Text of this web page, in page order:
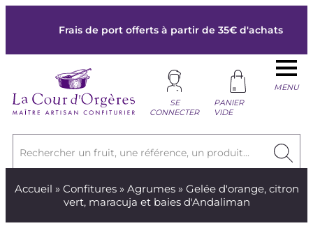
Frais de port offerts à partir de 35€ d'achats
Rechercher un fruit, une référence, un produit...
SE
CONNECTER
PANIER
VIDE
MENU
Accueil » Confitures» Agrumes» Gelée d'orange, citron
vert, maracuja et baies d'Andaliman